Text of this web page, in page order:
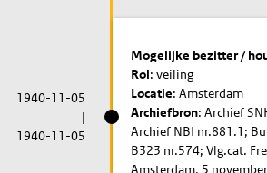
1940-11-05
|
1940-11-05
Mogelijke bezitter /
Rol: veiling
Locatie: Amsterdam
Archiefbron: Archief
Archief NBI nr.881.1;
B323 nr.574; Vlg.cat.
Amsterdam, 5